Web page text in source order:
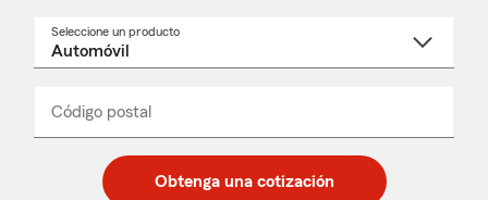
Seleccione un producto
desplegable
Código postal
de
de
_____
Obtenga una cotización